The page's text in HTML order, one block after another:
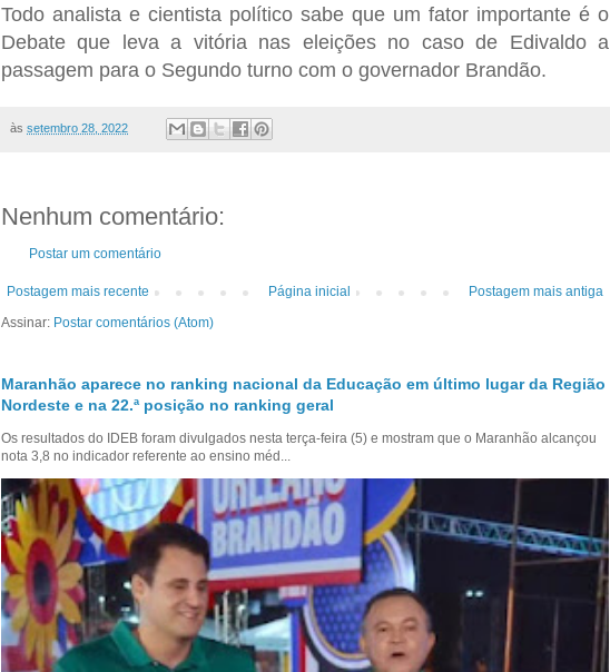
Todo analista e cientista político sabe que um fator importante é o
Debate que leva a vitória nas eleições no caso de Edivaldo a
passagem para o Segundo turno com o governador Brandão.
às setembro 28, 2022
Nenhum comentário:
Postar um comentário
Postagem mais recente Postagem mais antiga
Página inicial
Assinar: Postar comentários (Atom)
Maranhão aparece no ranking nacional da Educação em último lugar da Região
Nordeste e na 22.ª posição no ranking geral
Os resultados do IDEB foram divulgados nesta terça-feira (5) e mostram que o Maranhão alcançou
nota 3,8 no indicador referente ao ensino méd...